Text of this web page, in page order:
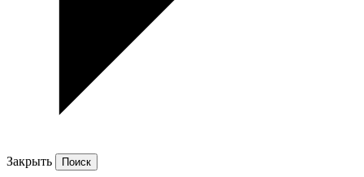
Закрыть